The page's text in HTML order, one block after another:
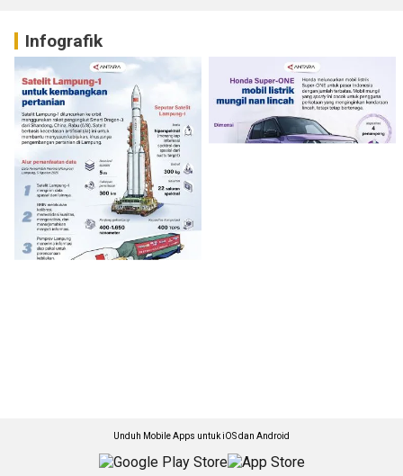
Infografik
Unduh Mobile Apps untuk iOS dan Android